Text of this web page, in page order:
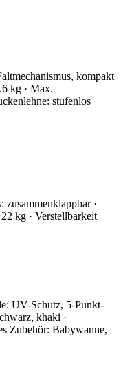
kompakt
kg · Max.
stufenlos
·
kg · Verstellbarkeit
UV-Schutz, 5-Punkt-
khaki ·
Zubehör: Babywanne,